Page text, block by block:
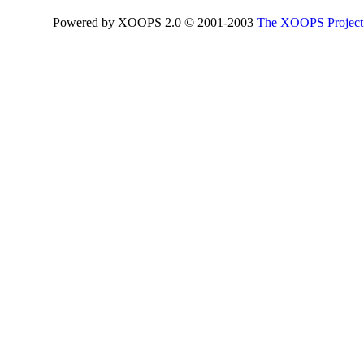
Powered by XOOPS 2.0 © 2001-2003 The XOOPS Project